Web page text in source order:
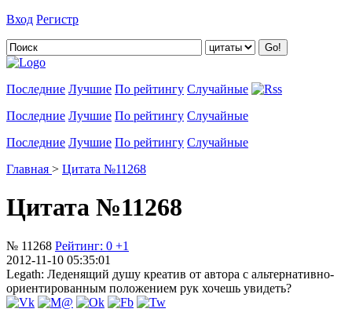
Вход Регистр
Последние Лучшие По рейтингу Случайные
Последние Лучшие По рейтингу Случайные
Последние Лучшие По рейтингу Случайные
Главная > Цитата №11268
Цитата №11268
№ 11268 Рейтинг: 0 +1
2012-11-10 05:35:01
Legath: Леденящий душу креатив от автора с альтернативно-
ориентированным положением рук хочешь увидеть?